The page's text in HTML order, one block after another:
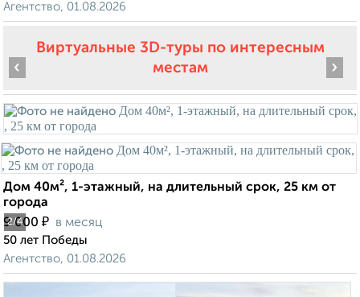
Агентство, 01.08.2026
Виртуальные 3D-туры по интересным
местам
2/4
‹ ›
Дом 40м², 1-этажный, на длительный срок, 25 км от
города
9 000 ₽ в месяц
50 лет Победы
Агентство, 01.08.2026